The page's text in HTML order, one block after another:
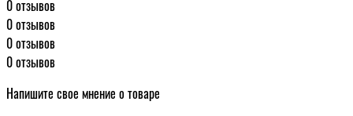
0 отзывов
0 отзывов
0 отзывов
0 отзывов
Напишите свое мнение о товаре